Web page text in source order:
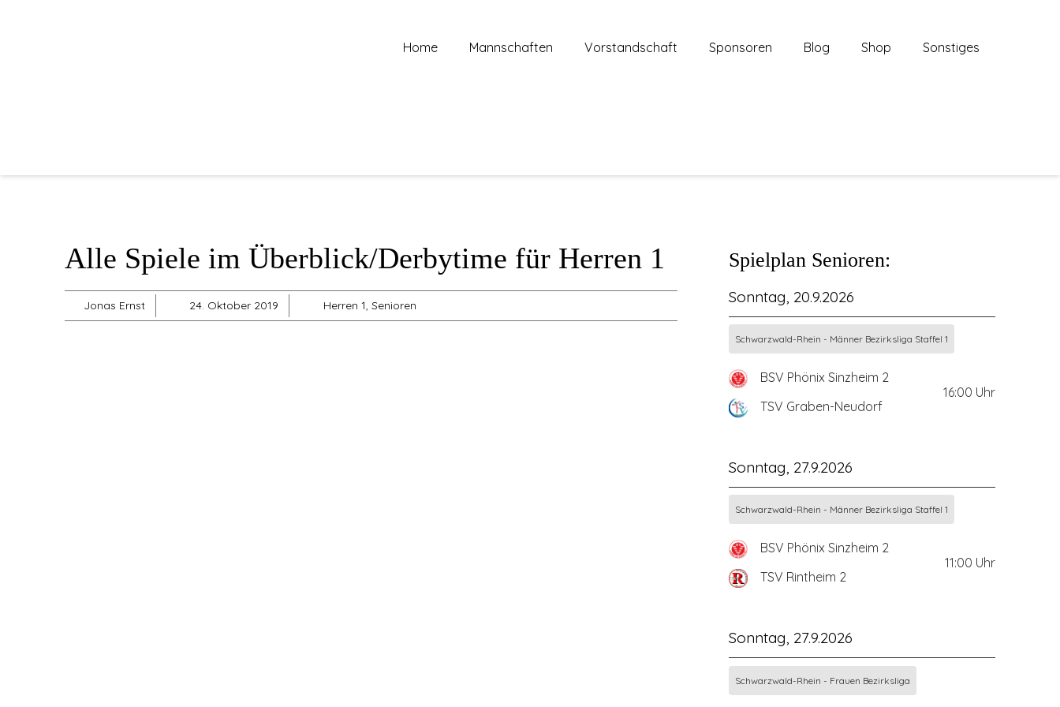
Home Mannschaften Vorstandschaft Sponsoren Blog Shop Sonstiges
Alle Spiele im Überblick/Derbytime für Herren 1
Jonas Ernst 24. Oktober 2019 Herren 1, Senioren
Spielplan Senioren:
Sonntag, 20.9.2026
Schwarzwald-Rhein - Männer Bezirksliga Staffel 1
BSV Phönix Sinzheim 2
TSV Graben-Neudorf
16:00 Uhr
Sonntag, 27.9.2026
Schwarzwald-Rhein - Männer Bezirksliga Staffel 1
BSV Phönix Sinzheim 2
TSV Rintheim 2
11:00 Uhr
Sonntag, 27.9.2026
Schwarzwald-Rhein - Frauen Bezirksliga